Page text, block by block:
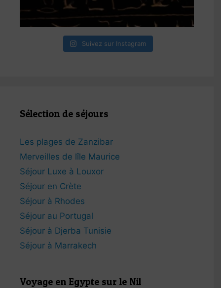
Suivez sur Instagram
Sélection de séjours
Les plages de Zanzibar
Merveilles de lîle Maurice
Séjour Luxe à Louxor
Séjour en Crète
Séjour à Rhodes
Séjour au Portugal
Séjour à Djerba Tunisie
Séjour à Marrakech
Voyage en Egypte sur le Nil